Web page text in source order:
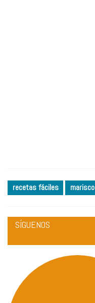
recetas fáciles marisco
SÍGUENOS